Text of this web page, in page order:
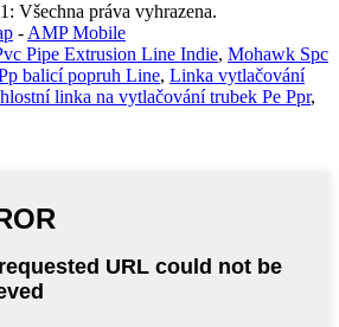
Všechna práva vyhrazena.
- AMP Mobile
Pipe Extrusion Line Indie, Mohawk Spc
balicí popruh Line, Linka vytlačování
linka na vytlačování trubek Pe Ppr,